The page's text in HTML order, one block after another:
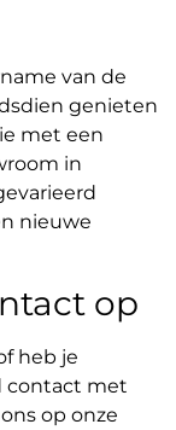
van de
genieten
met een
in
nieuwe
op
heb je
contact met
op onze